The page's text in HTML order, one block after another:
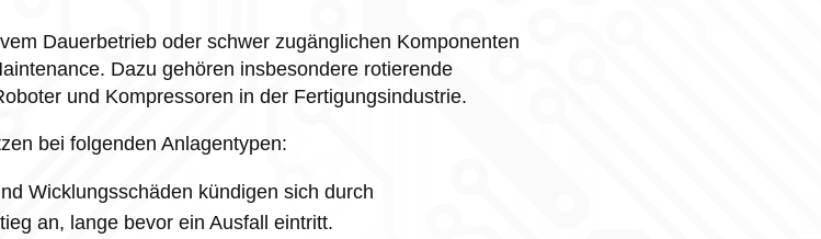
Dauerbetrieb oder schwer zugänglichen Komponenten
Dazu gehören insbesondere rotierende
und Kompressoren in der Fertigungsindustrie.
bei folgenden Anlagentypen:
Wicklungsschäden kündigen sich durch
an, lange bevor ein Ausfall eintritt.